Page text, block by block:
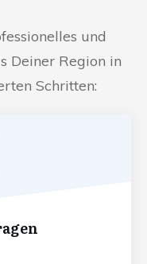
und
Deiner Region in
Schritten: